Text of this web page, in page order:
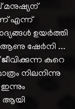
മനുഷ്യന്
എന്ന്
ഉയർത്തി
ആണു ഷേർനി ...
കുറെ
നിലനിന്നു
ആയി